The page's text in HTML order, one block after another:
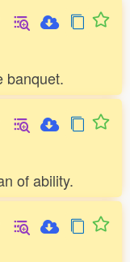
banquet.
of ability.